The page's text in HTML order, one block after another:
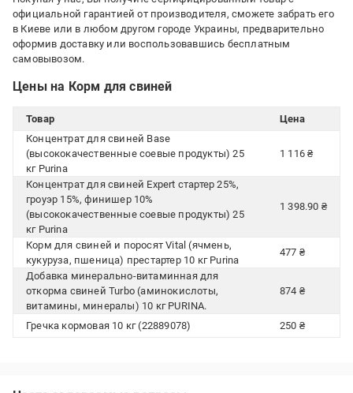
официальной гарантией от производителя, сможете забрать его
в Киеве или в любом другом городе Украины, предварительно
оформив доставку или воспользовавшись бесплатным
самовывозом.
Цены на Корм для свиней
Товар
Цена
Концентрат для свиней Base
(высококачественные соевые продукты) 25
кг Purina
1 116 ₴
Концентрат для свиней Expert стартер 25%,
гроуэр 15%, финишер 10%
(высококачественные соевые продукты) 25
кг Purina
1 398.90 ₴
Корм для свиней и поросят Vital (ячмень,
кукуруза, пшеница) престартер 10 кг Purina
477 ₴
Добавка минерально-витаминная для
откорма свиней Turbo (аминокислоты,
витамины, минералы) 10 кг PURINA.
874 ₴
Гречка кормовая 10 кг (22889078) 250 ₴